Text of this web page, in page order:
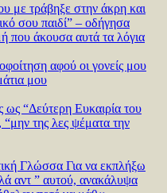
με τράβηξε στην άκρη και
σου παιδί” – οδήγησα
που άκουσα αυτά τα λόγια
αφού οι γονείς μου
μου
“Δεύτερη Ευκαιρία του
της λες ψέματα την
Γλώσσα Για να εκπλήξω
αντ ” αυτού, ανακάλυψα